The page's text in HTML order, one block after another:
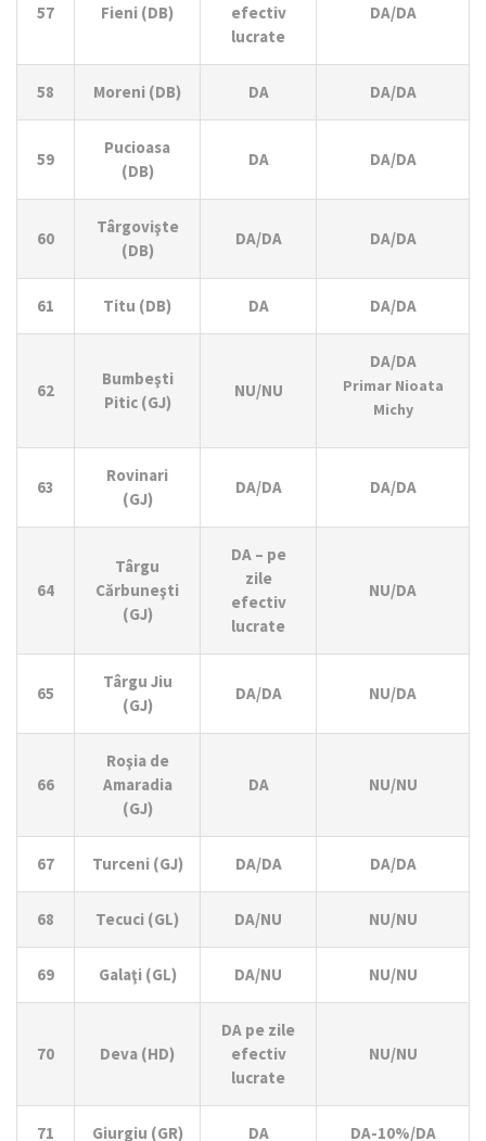
57 Fieni (DB)
efectiv
lucrate
DA/DA
58 Moreni (DB) DA DA/DA
59
Pucioasa
(DB)
DA DA/DA
60
Târgovişte
(DB)
DA/DA DA/DA
61 Titu (DB) DA DA/DA
62
Bumbeşti
Pitic (GJ)
NU/NU
DA/DA
Primar Nioata
Michy
63
Rovinari
(GJ)
DA/DA DA/DA
64
Târgu
Cărbuneşti
(GJ)
DA – pe
zile
efectiv
lucrate
NU/DA
65
Târgu Jiu
(GJ)
DA/DA NU/DA
66
Roşia de
Amaradia
(GJ)
DA NU/NU
67 Turceni (GJ) DA/DA DA/DA
68 Tecuci (GL) DA/NU NU/NU
69 Galaţi (GL) DA/NU NU/NU
70 Deva (HD)
DA pe zile
efectiv
lucrate
NU/NU
71 Giurgiu (GR) DA DA-10%/DA